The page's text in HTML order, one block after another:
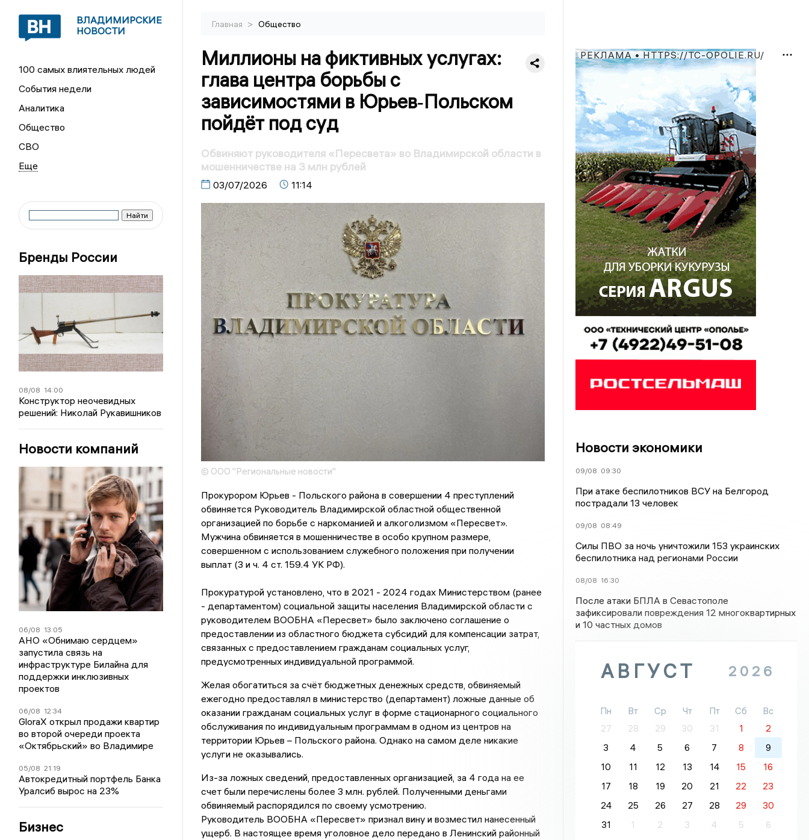
ВЛАДИМИРСКИЕ
НОВОСТИ
100 самых влиятельных людей
События недели
Аналитика
Общество
СВО
Бренды России
08/08 14:00
Конструктор неочевидных
решений: Николай Рукавишников
Новости компаний
06/08 13:05
АНО «Обнимаю сердцем»
запустила связь на
инфраструктуре Билайна для
поддержки инклюзивных
проектов
06/08 12:34
GloraX открыл продажи квартир
во второй очереди проекта
«Октябрьский» во Владимире
05/08 21:19
Автокредитный портфель Банка
Уралсиб вырос на 23%
Бизнес
Главная > Общество
Миллионы на фиктивных услугах:
глава центра борьбы с
зависимостями в Юрьев‑Польском
пойдёт под суд
Обвиняют руководителя «Пересвета» во Владимирской области в
мошенничестве на 3 млн рублей
03/07/2026 11:14
© ООО "Региональные новости"
Прокурором Юрьев - Польского района в совершении 4 преступлений
обвиняется Руководитель Владимирской областной общественной
организацией по борьбе с наркоманией и алкоголизмом «Пересвет».
Мужчина обвиняется в мошенничестве в особо крупном размере,
совершенном с использованием служебного положения при получении
выплат (3 и ч. 4 ст. 159.4 УК РФ).
Прокуратурой установлено, что в 2021 - 2024 годах Министерством (ранее
- департаментом) социальной защиты населения Владимирской области с
руководителем ВООБНА «Пересвет» было заключено соглашение о
предоставлении из областного бюджета субсидий для компенсации затрат,
связанных с предоставлением гражданам социальных услуг,
предусмотренных индивидуальной программой.
Желая обогатиться за счёт бюджетных денежных средств, обвиняемый
ежегодно предоставлял в министерство (департамент) ложные данные об
оказании гражданам социальных услуг в форме стационарного социального
обслуживания по индивидуальным программам в одном из центров на
территории Юрьев – Польского района. Однако на самом деле никакие
услуги не оказывались.
Из-за ложных сведений, предоставленных организацией, за 4 года на ее
счет были перечислены более 3 млн. рублей. Полученными деньгами
обвиняемый распорядился по своему усмотрению.
Руководитель ВООБНА «Пересвет» признал вину и возместил нанесенный
ущерб. В настоящее время уголовное дело передано в Ленинский районный
РЕКЛАМА • HTTPS://TC-OPOLIE.RU/
Новости экономики
09/08 09:30
При атаке беспилотников ВСУ на Белгород
пострадали 13 человек
09/08 08:49
Силы ПВО за ночь уничтожили 153 украинских
беспилотника над регионами России
08/08 16:30
После атаки БПЛА в Севастополе
зафиксировали повреждения 12 многоквартирных
и 10 частных домов
АВГУСТ 2026
Пн Вт Ср Чт Пт Сб
Вс
27
28 29 30 31 1
2
3
4 5 6 7 8
9
10
11 12 13 14 15
16
17
18 19 20 21 22
23
24
25 26 27 28 29
30
31
1 2 3 4 5 6